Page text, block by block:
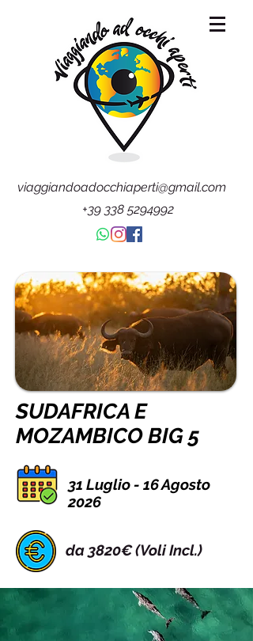
viaggiandoadocchiaperti@gmail.com
+39 338 5294992
SUDAFRICA E
MOZAMBICO BIG 5
31 Luglio - 16 Agosto
2026
da 3820€ (Voli Incl.)